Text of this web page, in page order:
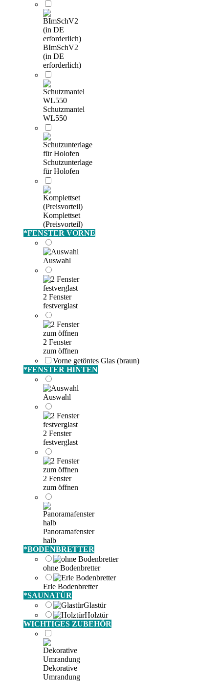
BImSchV2
(in DE
erforderlich)
Schutzmantel
WL550
Schutzunterlage
für Holofen
Komplettset
(Preisvorteil)
*FENSTER VORNE
Auswahl
2 Fenster
festverglast
2 Fenster
zum öffnen
Vorne getöntes Glas (braun)
*FENSTER HINTEN
Auswahl
2 Fenster
festverglast
2 Fenster
zum öffnen
Panoramafenster
halb
*BODENBRETTER
ohne Bodenbretter
Erle Bodenbretter
*SAUNATÜR
Glastür
Holztür
WICHTIGES ZUBEHÖR
Dekorative
Umrandung